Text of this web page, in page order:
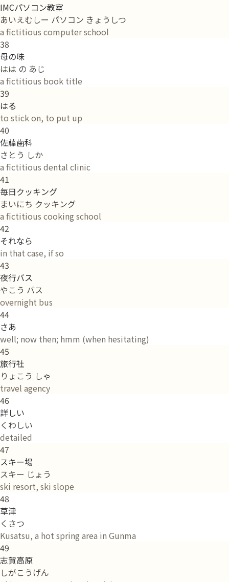
IMCパソコン教室
あいえむしー パソコン きょうしつ
a fictitious computer school
38
母の味
はは の あじ
a fictitious book title
39
はる
to stick on, to put up
40
佐藤歯科
さとう しか
a fictitious dental clinic
41
毎日クッキング
まいにち クッキング
a fictitious cooking school
42
それなら
in that case, if so
43
夜行バス
やこう バス
overnight bus
44
さあ
well; now then; hmm (when hesitating)
45
旅行社
りょこう しゃ
travel agency
46
詳しい
くわしい
detailed
47
スキー場
スキー じょう
ski resort, ski slope
48
草津
くさつ
Kusatsu, a hot spring area in Gunma
49
志賀高原
しがこうげん